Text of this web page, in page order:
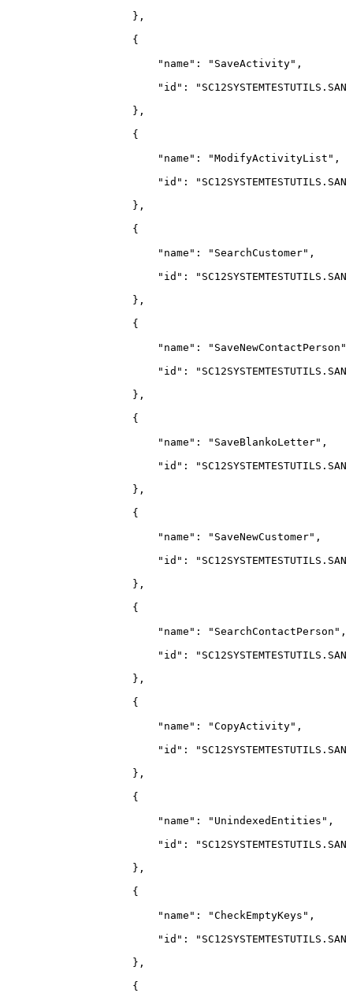
} ,
{
"name" : "SaveActivity" ,
"id" :
} ,
{
"name" : "ModifyActivityList" ,
"id" :
} ,
{
"name" : "SearchCustomer" ,
"id" :
} ,
{
"name" : "SaveNewContactPerson"
"id" :
} ,
{
"name" : "SaveBlankoLetter" ,
"id" :
} ,
{
"name" : "SaveNewCustomer" ,
"id" :
} ,
{
"name" : "SearchContactPerson" ,
"id" :
} ,
{
"name" : "CopyActivity" ,
"id" :
} ,
{
"name" : "UnindexedEntities" ,
"id" :
} ,
{
"name" : "CheckEmptyKeys" ,
"id" :
} ,
{